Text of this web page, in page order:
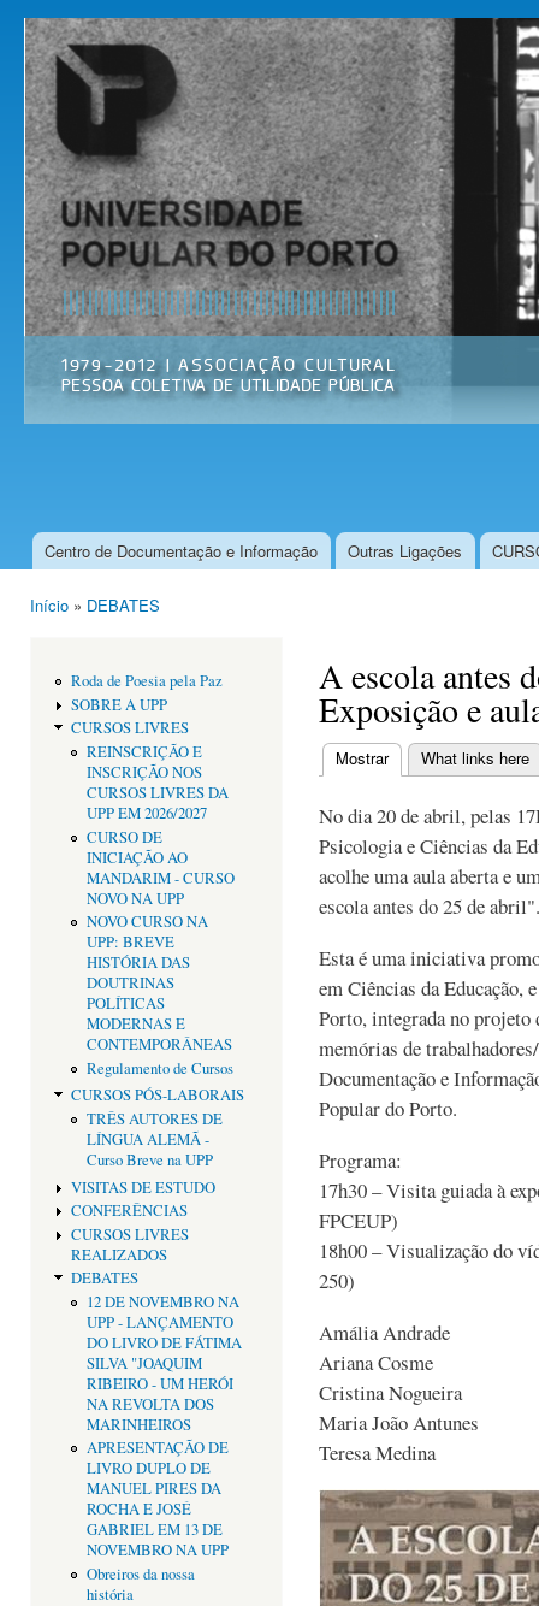
Universidade
Popular do
Porto
Associação
Cultural
Menu principal
Centro de Documentação e Informação Outras Ligações
Início » DEBATES
Roda de Poesia pela Paz
SOBRE A UPP
CURSOS LIVRES
REINSCRIÇÃO E
INSCRIÇÃO NOS
CURSOS LIVRES DA
UPP EM 2026/2027
CURSO DE
INICIAÇÃO AO
MANDARIM - CURSO
NOVO NA UPP
NOVO CURSO NA
UPP: BREVE
HISTÓRIA DAS
DOUTRINAS
POLÍTICAS
MODERNAS E
CONTEMPORÂNEAS
Regulamento de Cursos
CURSOS PÓS-LABORAIS
TRÊS AUTORES DE
LÍNGUA ALEMÃ -
Curso Breve na UPP
VISITAS DE ESTUDO
CONFERÊNCIAS
CURSOS LIVRES
REALIZADOS
DEBATES
12 DE NOVEMBRO NA
UPP - LANÇAMENTO
DO LIVRO DE FÁTIMA
SILVA "JOAQUIM
RIBEIRO - UM HERÓI
NA REVOLTA DOS
MARINHEIROS
APRESENTAÇÃO DE
LIVRO DUPLO DE
MANUEL PIRES DA
ROCHA E JOSÉ
GABRIEL EM 13 DE
NOVEMBRO NA UPP
Obreiros da nossa
história
A escola antes
Exposição e
Separadores
Mostrar(separador ativo)
What links here
No dia 20 de abril, pelas
Psicologia e Ciências da
acolhe uma aula aberta e
escola antes do 25 de abril".
Esta é uma iniciativa
em Ciências da Educação,
Porto, integrada no projeto
memórias de
Documentação e
Popular do Porto.
Programa:
17h30 – Visita guiada à
FPCEUP)
18h00 – Visualização do
250)
Amália Andrade
Ariana Cosme
Cristina Nogueira
Maria João Antunes
Teresa Medina